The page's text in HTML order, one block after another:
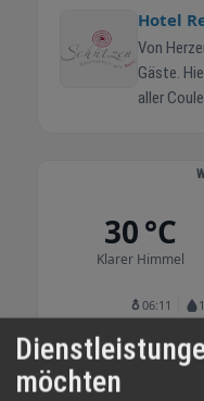
Hotel
Von
Gäste.
aller
Familie
sind mit
mit
30 °C
Klarer Himmel
06:11
SA
möchten